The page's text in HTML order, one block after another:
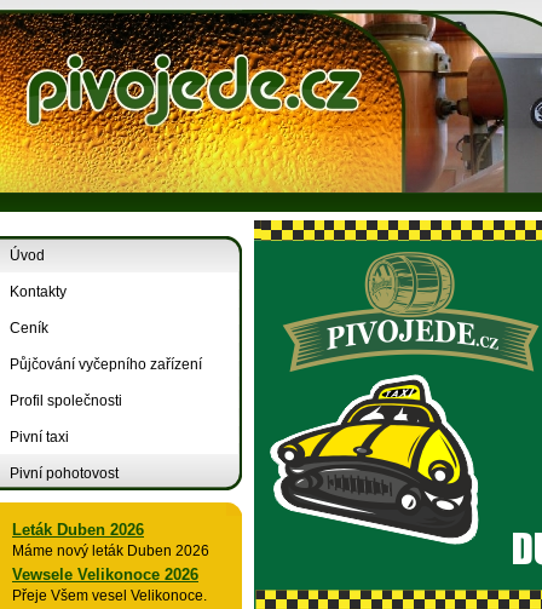
Úvod
Kontakty
Ceník
Půjčování vyčepního zařízení
Profil společnosti
Pivní taxi
Pivní pohotovost
Leták Duben 2026
Máme nový leták Duben 2026
Vewsele Velikonoce 2026
Přeje Všem vesel Velikonoce.